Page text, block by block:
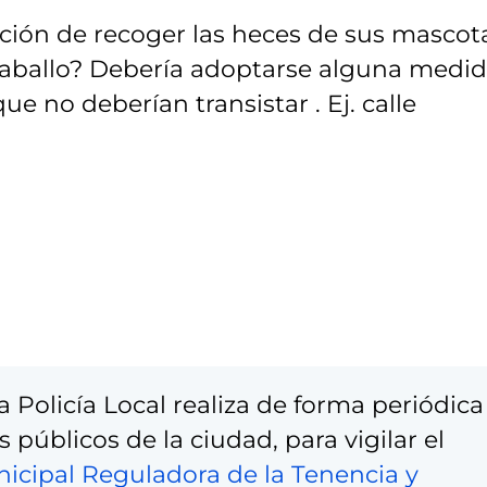
de recoger las heces de sus
Debería adoptarse alguna
no deberían transistar . Ej. calle
Local realiza de forma periódica
públicos de la ciudad, para vigilar el
Reguladora de la Tenencia y